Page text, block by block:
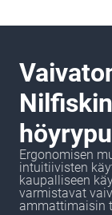
Ergonomisen
intuitiivisten
kaupalliseen
varmistavat
ammattimaisin